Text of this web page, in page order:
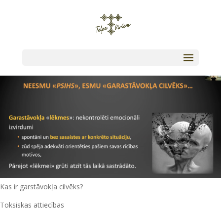
Kas ir garstāvokļa cilvēks?
Toksiskas attiecības